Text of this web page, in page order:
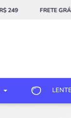
FRETE GRÁTIS